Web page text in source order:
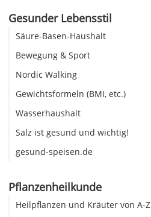
Gesunder Lebensstil
Säure-Basen-Haushalt
Bewegung & Sport
Nordic Walking
Gewichtsformeln (BMI, etc.)
Wasserhaushalt
Salz ist gesund und wichtig!
gesund-speisen.de
Pflanzenheilkunde
Heilpflanzen und Kräuter von A-Z